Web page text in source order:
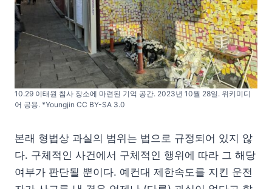
10.29 이태원 참사 장소에 마련된 기억 공간. 2023년 10월 28일. 위키미디
어 공용. *Youngjin CC BY-SA 3.0
본래 형법상 과실의 범위는 법으로 규정되어 있지 않
다. 구체적인 사건에서 구체적인 행위에 따라 그 해당
여부가 판단될 뿐이다. 예컨대 제한속도를 지킨 운전